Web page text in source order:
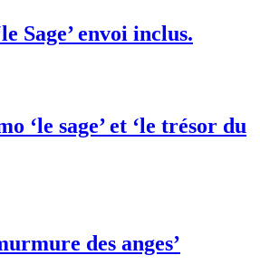
Sage’ envoi inclus.
‘le sage’ et ‘le trésor du
des anges’